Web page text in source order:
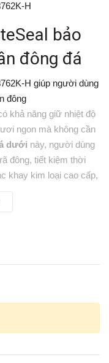
H
bảo
đông đá
H giúp người dùng
đông
khả năng giữ nhiệt độ
ngon mà không cần
dưới này, người dùng
đông, tiết kiệm thời
khay kim loại cao cấp,
giữ ẩm
H trang bị ngăn
chỉnh độ ẩm giúp